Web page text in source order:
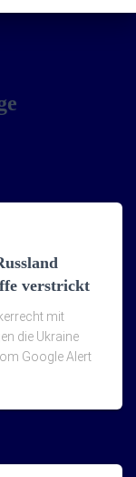
verstrickt
mit
die Ukraine
Google Alert